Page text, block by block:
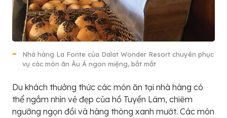
Nhà hàng La Fonte của Dalat Wonder Resort chuyên phục
vụ các món ăn Âu Á ngon miệng, bắt mắt
Du khách thưởng thức các món ăn tại nhà hàng có
thể ngắm nhìn vẻ đẹp của hồ Tuyền Lâm, chiêm
ngưỡng ngọn đồi và hàng thông xanh mướt. Các món